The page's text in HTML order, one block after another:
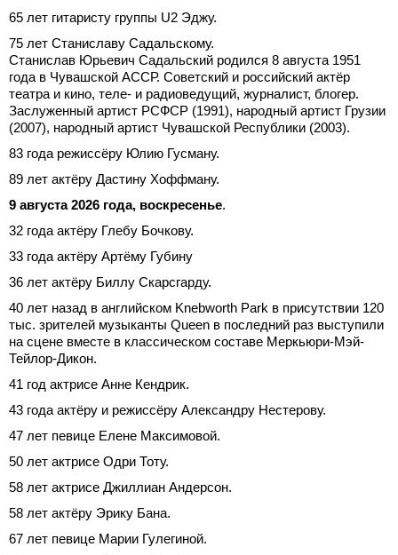
65 лет гитаристу группы U2 Эджу.
75 лет Станиславу Садальскому.
Станислав Юрьевич Садальский родился 8 августа 1951
года в Чувашской АССР. Советский и российский актёр
театра и кино, теле- и радиоведущий, журналист, блогер.
Заслуженный артист РСФСР (1991), народный артист Грузии
(2007), народный артист Чувашской Республики (2003).
83 года режиссёру Юлию Гусману.
89 лет актёру Дастину Хоффману.
9 августа 2026 года, воскресенье.
32 года актёру Глебу Бочкову.
33 года актёру Артёму Губину
36 лет актёру Биллу Скарсгарду.
40 лет назад в английском Knebworth Park в присутствии 120
тыс. зрителей музыканты Queen в последний раз выступили
на сцене вместе в классическом составе Меркьюри-Мэй-
Тейлор-Дикон.
41 год актрисе Анне Кендрик.
43 года актёру и режиссёру Александру Нестерову.
47 лет певице Елене Максимовой.
50 лет актрисе Одри Тоту.
58 лет актрисе Джиллиан Андерсон.
58 лет актёру Эрику Бана.
67 лет певице Марии Гулегиной.